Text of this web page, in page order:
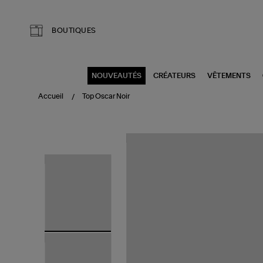
BOUTIQUES
NOUVEAUTÉS CRÉATEURS VÊTEMENTS
Accueil Top Oscar Noir